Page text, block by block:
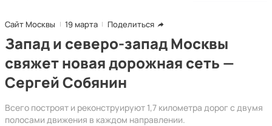
Сайт Москвы 19 марта Поделиться
Запад и северо-запад Москвы
свяжет новая дорожная сеть —
Сергей Собянин
Всего построят и реконструируют 1,7 километра дорог с двумя
полосами движения в каждом направлении.